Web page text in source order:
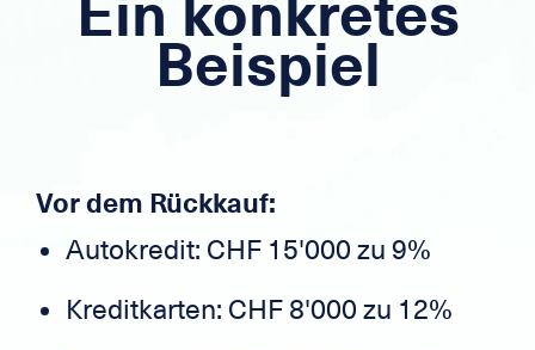
Beispiel
Vor dem Rückkauf:
Autokredit: CHF 15'000 zu 9%
Kreditkarten: CHF 8'000 zu 12%